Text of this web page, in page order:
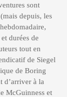
sont
depuis, les
durées de
tout en
de Siegel
de Boring
d’arriver à la
McGuinness et